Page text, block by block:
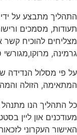
התהליך מתבצע על
תעודות, מסמכים
מצליחים להוכיח קשר
גרמינה,
על פי מסלול הנדידה
המתאימה, הזולה
כל התהליך הנו
מעודכנים און ליין
האישור העקרוני